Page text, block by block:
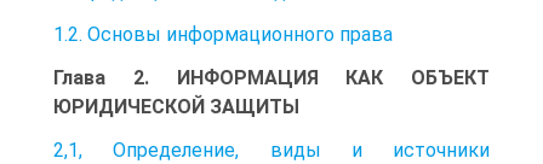
1.2. Основы информационного права
Глава 2. ИНФОРМАЦИЯ КАК ОБЪЕКТ
ЮРИДИЧЕСКОЙ ЗАЩИТЫ
2,1, Определение, виды и источники